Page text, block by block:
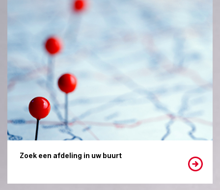
Zoek een afdeling in uw buurt